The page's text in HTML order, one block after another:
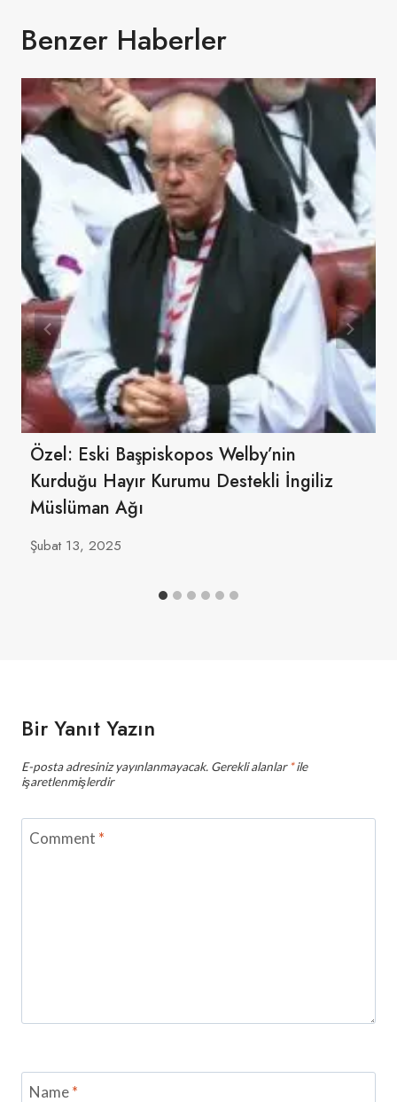
Benzer Haberler
Özel: Eski Başpiskopos Welby’nin
Kurduğu Hayır Kurumu Destekli İngiliz
Müslüman Ağı
Şubat 13, 2025
Bir Yanıt Yazın
E-posta adresiniz yayınlanmayacak. Gerekli alanlar*ile
işaretlenmişlerdir
Comment *
Name*